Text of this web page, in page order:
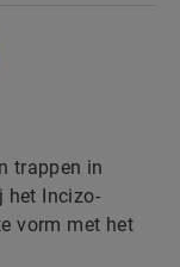
trappen in
het Incizo-
vorm met het